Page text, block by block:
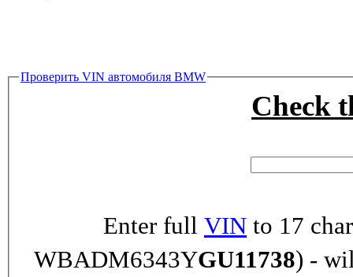
Проверить VIN автомобиля BMW
Check
Enter full VIN to 17
WBADM6343YGU11738) -